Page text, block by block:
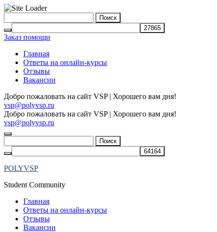
to
content
Заказ помощи
Главная
Ответы на онлайн-курсы
Отзывы
Вакансии
Добро пожаловать на сайт VSP | Хорошего вам дня!
vsp@polyvsp.ru
Добро пожаловать на сайт VSP | Хорошего вам дня!
vsp@polyvsp.ru
POLYVSP
Student Community
Главная
Ответы на онлайн-курсы
Отзывы
Вакансии